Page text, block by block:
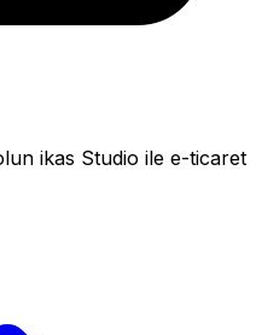
ikas Studio ile e-ticaret